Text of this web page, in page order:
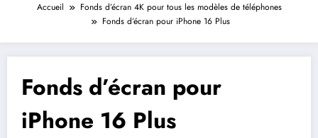
Accueil
Fonds d’écran 4K pour tous les modèles de téléphones
Fonds d’écran pour iPhone 16 Plus
Fonds d’écran pour
iPhone 16 Plus